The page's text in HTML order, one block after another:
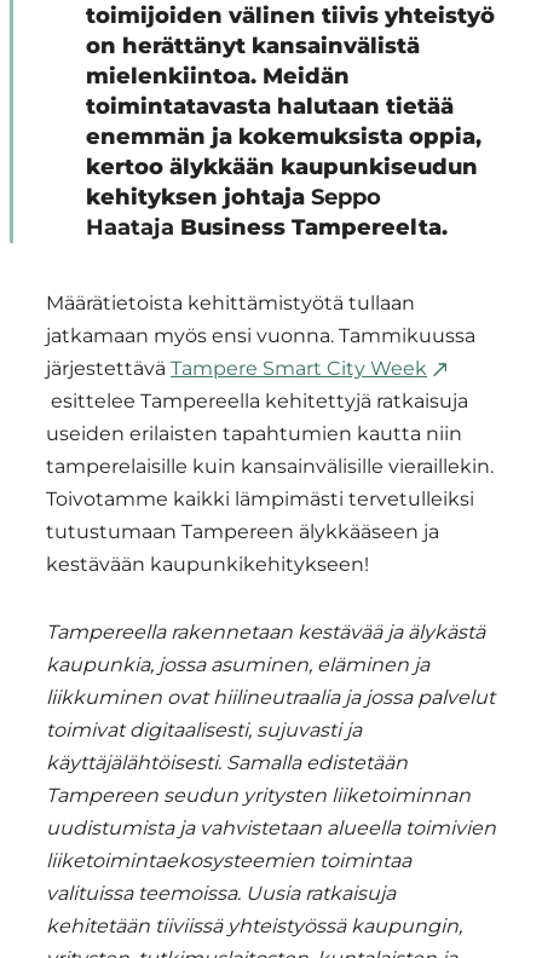
toimijoiden välinen tiivis yhteistyö
on herättänyt kansainvälistä
mielenkiintoa. Meidän
toimintatavasta halutaan tietää
enemmän ja kokemuksista oppia,
kertoo älykkään kaupunkiseudun
kehityksen johtaja Seppo
Haataja Business Tampereelta.
Määrätietoista kehittämistyötä tullaan
jatkamaan myös ensi vuonna. Tammikuussa
järjestettävä Tampere Smart City Week
esittelee Tampereella kehitettyjä ratkaisuja
useiden erilaisten tapahtumien kautta niin
tamperelaisille kuin kansainvälisille vieraillekin.
Toivotamme kaikki lämpimästi tervetulleiksi
tutustumaan Tampereen älykkääseen ja
kestävään kaupunkikehitykseen!
Tampereella rakennetaan kestävää ja älykästä
kaupunkia, jossa asuminen, eläminen ja
liikkuminen ovat hiilineutraalia ja jossa palvelut
toimivat digitaalisesti, sujuvasti ja
käyttäjälähtöisesti. Samalla edistetään
Tampereen seudun yritysten liiketoiminnan
uudistumista ja vahvistetaan alueella toimivien
liiketoimintaekosysteemien toimintaa
valituissa teemoissa. Uusia ratkaisuja
kehitetään tiiviissä yhteistyössä kaupungin,